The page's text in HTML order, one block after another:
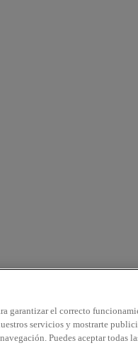
garantizar el correcto
servicios y mostrarte
Puedes aceptar todas